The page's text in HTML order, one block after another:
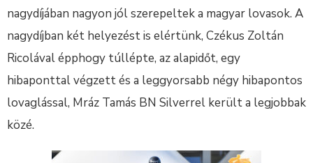
nagydíjában nagyon jól szerepeltek a magyar lovasok. A
nagydíjban két helyezést is elértünk, Czékus Zoltán
Ricolával épphogy túllépte, az alapidőt, egy
hibaponttal végzett és a leggyorsabb négy hibapontos
lovaglással, Mráz Tamás BN Silverrel került a legjobbak
közé.